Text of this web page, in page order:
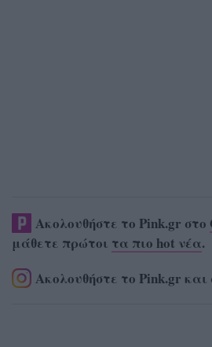
Ακολουθήστε το Pink.gr στο
μάθετε πρώτοι τα πιο hot νέα.
Ακολουθήστε το Pink.gr και